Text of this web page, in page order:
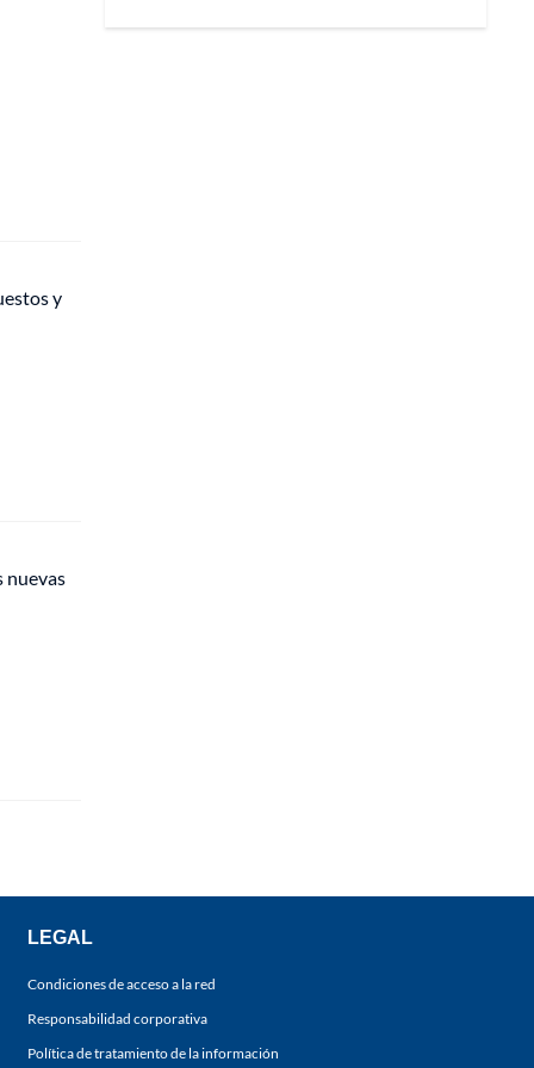
y
nuevas
LEGAL
Condiciones de acceso a la red
Responsabilidad corporativa
Política de tratamiento de la información